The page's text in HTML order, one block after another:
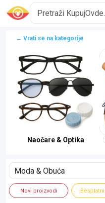
← Vrati se na kategorije
Naočare & Optika
Novi proizvodi